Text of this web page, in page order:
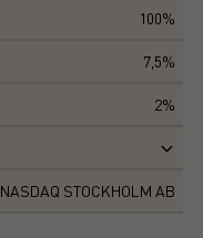
100%
7,5%
2%
NASDAQ STOCKHOLM AB